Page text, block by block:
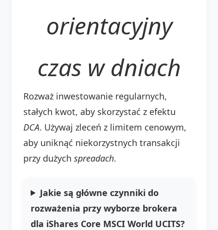
orientacyjny
czas w dniach
Rozważ inwestowanie regularnych,
stałych kwot, aby skorzystać z efektu
DCA. Używaj zleceń z limitem cenowym,
aby uniknąć niekorzystnych transakcji
przy dużych spreadach.
Jakie są główne czynniki do
rozważenia przy wyborze brokera
dla iShares Core MSCI World UCITS?